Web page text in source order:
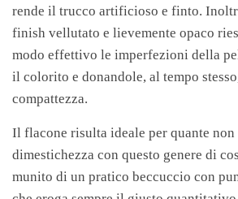
rende il trucco artificioso e finto.
finish vellutato e lievemente opaco
modo effettivo le imperfezioni della
il colorito e donandole, al tempo
compattezza.
Il flacone risulta ideale per quante non
dimestichezza con questo genere di
munito di un pratico beccuccio con